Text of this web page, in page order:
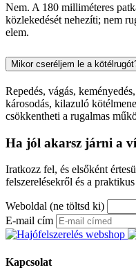
Nem. A 180 milliméteres
közlekedését nehezíti; nem
elem.
Mikor cseréljem le a
Repedés, vágás,
károsodás, kilazuló
csökkentheti a rugalmas
Ha jól akarsz járni a
Iratkozz fel, és elsőként
felszerelésekről és a
Weboldal (ne töltsd ki)
E-mail cím
Kapcsolat